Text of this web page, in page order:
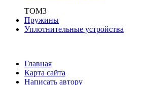
ТОМ3
Пружины
Уплотнительные устройства
Главная
Карта сайта
Написать автору